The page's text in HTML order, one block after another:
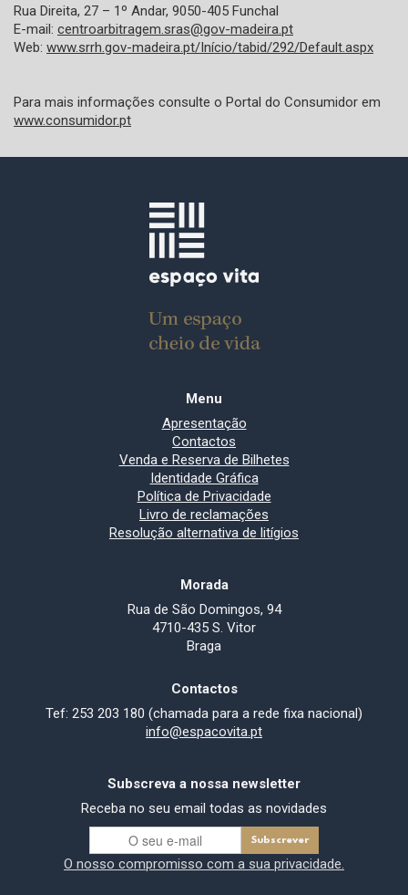
Rua Direita, 27 – 1º Andar, 9050-405 Funchal
E-mail: centroarbitragem.sras@gov-madeira.pt
Web: www.srrh.gov-madeira.pt/Início/tabid/292/Default.aspx
Para mais informações consulte o Portal do Consumidor em
www.consumidor.pt
Menu
Apresentação
Contactos
Venda e Reserva de Bilhetes
Identidade Gráfica
Política de Privacidade
Livro de reclamações
Resolução alternativa de litígios
Morada
Rua de São Domingos, 94
4710-435 S. Vitor
Braga
Contactos
Tef: 253 203 180 (chamada para a rede fixa nacional)
info@espacovita.pt
Subscreva a nossa newsletter
Receba no seu email todas as novidades
O nosso compromisso com a sua privacidade.